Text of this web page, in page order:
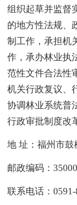
组织起草并监督
的地方性法规、
制工作，承担机
作，承办林业执
范性文件合法性
机关行政复议、
协调林业系统普
行政审批制度改
地 址：福州市
邮政编码：
联系电话：0591-